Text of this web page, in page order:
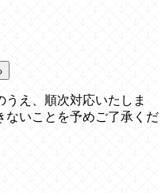
え、順次対応いたしま
ないことを予めご了承くだ